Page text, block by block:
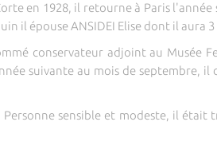
en 1928, il retourne à Paris
il épouse ANSIDEI Elise dont il aura
conservateur adjoint au Musée
suivante au mois de septembre, il
sensible et modeste, il était